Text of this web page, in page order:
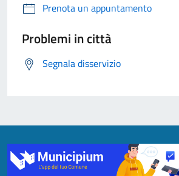
Prenota un appuntamento
Problemi in città
Segnala disservizio